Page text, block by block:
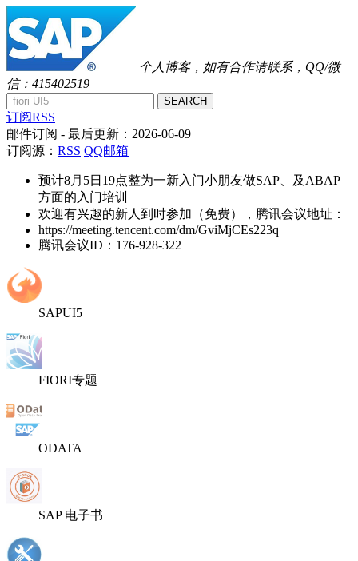
个人博客，如有合作请联系，QQ/微
信：415402519
SEARCH
订阅RSS
邮件订阅 - 最后更新： 2026-06-09
订阅源： RSS QQ邮箱
预计8月5日19点整为一新入门小朋友做SAP、及ABAP
方面的入门培训
欢迎有兴趣的新人到时参加（免费），腾讯会议地址：
https://meeting.tencent.com/dm/GviMjCEs223q
腾讯会议ID：176-928-322
SAPUI5
FIORI专题
ODATA
SAP 电子书